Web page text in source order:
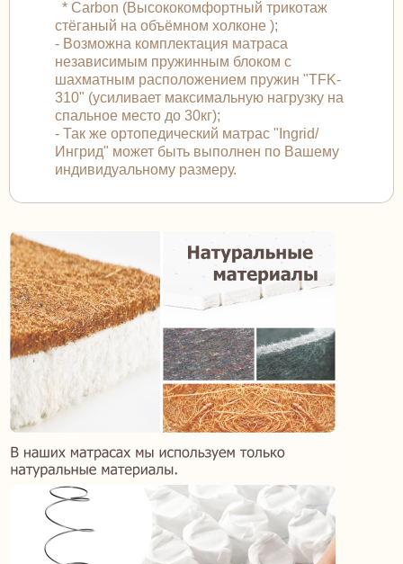
* Carbon (Высококомфортный трикотаж
стёганый на объёмном холконе );
- Возможна комплектация матраса
независимым пружинным блоком с
шахматным расположением пружин "TFK-
310" (усиливает максимальную нагрузку на
спальное место до 30кг);
- Так же ортопедический матрас "Ingrid/
Ингрид" может быть выполнен по Вашему
индивидуальному размеру.